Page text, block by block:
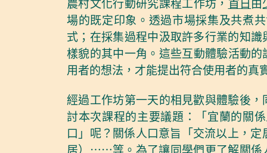
農村文化行動研究課程工作坊， 首日 由
場的既定印象。透過市場採集及共煮
式；在採集過程中汲取許多行業的知
樣貌的其中一角。這些互動體驗活動
用者的想法，才能提出符合使用者的真
經過工作坊第一天的相見歡與體驗後
討本次課程的主要議題：「宜蘭的關
口」呢？關係人口意旨「交流以上，
居）⋯⋯等。為了讓同學們更了解關係